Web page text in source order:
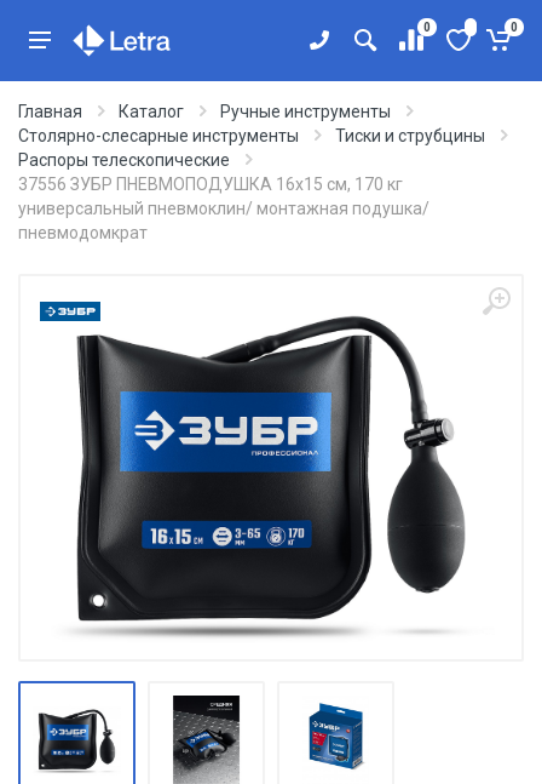
0 0
Главная Каталог
Ручные инструменты
Столярно-слесарные инструменты
Тиски и струбцины
Распоры телескопические
37556 ЗУБР ПНЕВМОПОДУШКА 16х15 см, 170 кг
универсальный пневмоклин/ монтажная подушка/
пневмодомкрат